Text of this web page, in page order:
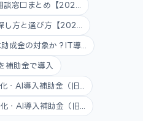
窓口まとめ【202...
し方と選び方【202...
成金の対象か？IT導...
助金で導入
・AI導入補助金（旧...
・AI導入補助金（旧...